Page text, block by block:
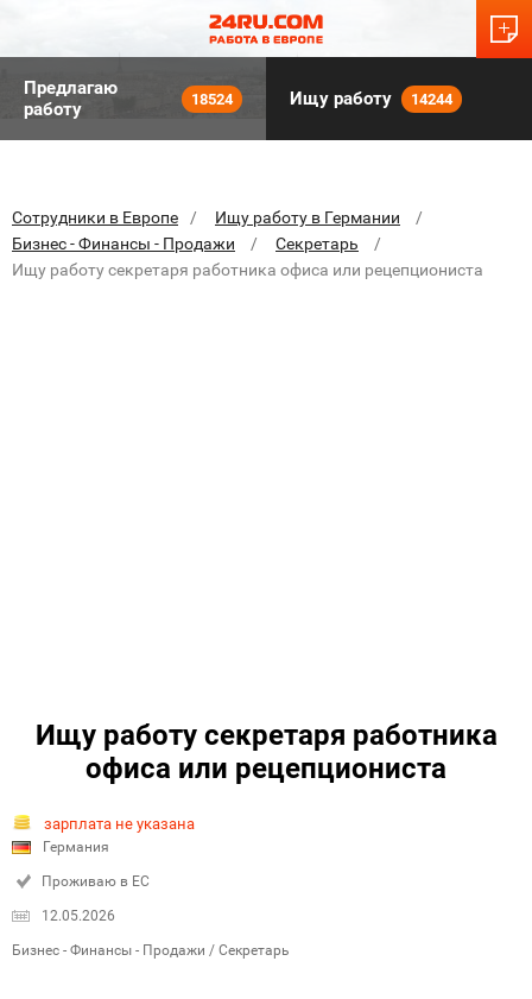
Предлагаю
работу
18524 Ищу работу 14244
Сотрудники в Европе
Ищу работу в Германии
Бизнес - Финансы - Продажи
Секретарь
Ищу работу секретаря работника офиса или рецепциониста
Ищу работу секретаря работника
офиса или рецепциониста
зарплата не указана
Германия
Проживаю в ЕС
12.05.2026
Бизнес - Финансы - Продажи / Секретарь